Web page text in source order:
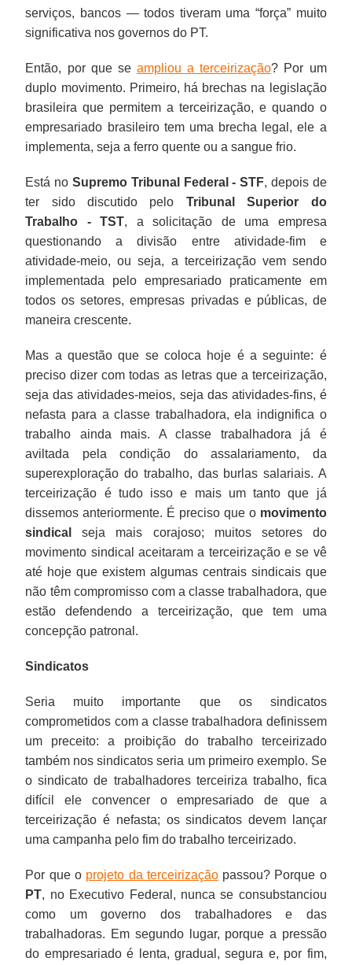
serviços, bancos — todos tiveram uma “força” muito
significativa nos governos do PT.
Então, por que se ampliou a terceirização? Por um
duplo movimento. Primeiro, há brechas na legislação
brasileira que permitem a terceirização, e quando o
empresariado brasileiro tem uma brecha legal, ele a
implementa, seja a ferro quente ou a sangue frio.
Está no Supremo Tribunal Federal - STF, depois de
ter sido discutido pelo Tribunal Superior do
Trabalho - TST, a solicitação de uma empresa
questionando a divisão entre atividade-fim e
atividade-meio, ou seja, a terceirização vem sendo
implementada pelo empresariado praticamente em
todos os setores, empresas privadas e públicas, de
maneira crescente.
Mas a questão que se coloca hoje é a seguinte: é
preciso dizer com todas as letras que a terceirização,
seja das atividades-meios, seja das atividades-fins, é
nefasta para a classe trabalhadora, ela indignifica o
trabalho ainda mais. A classe trabalhadora já é
aviltada pela condição do assalariamento, da
superexploração do trabalho, das burlas salariais. A
terceirização é tudo isso e mais um tanto que já
dissemos anteriormente. É preciso que o movimento
sindical
seja mais corajoso; muitos setores do
movimento sindical aceitaram a terceirização e se vê
até hoje que existem algumas centrais sindicais que
não têm compromisso com a classe trabalhadora, que
estão defendendo a terceirização, que tem uma
concepção patronal.
Sindicatos
Seria muito importante que os sindicatos
comprometidos com a classe trabalhadora definissem
um preceito: a proibição do trabalho terceirizado
também nos sindicatos seria um primeiro exemplo. Se
o sindicato de trabalhadores terceiriza trabalho, fica
difícil ele convencer o empresariado de que a
terceirização é nefasta; os sindicatos devem lançar
uma campanha pelo fim do trabalho terceirizado.
Por que o projeto da terceirizaçãopassou? Porque o
PT, no Executivo Federal, nunca se consubstanciou
como um governo dos trabalhadores e das
trabalhadoras. Em segundo lugar, porque a pressão
do empresariado é lenta, gradual, segura e, por fim,